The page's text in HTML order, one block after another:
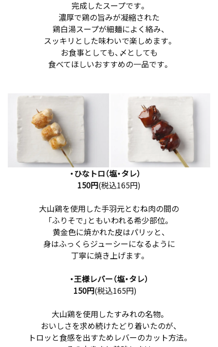
完成したスープです。
濃厚で鶏の旨みが凝縮された
鶏白湯スープが細麺によく絡み、
スッキリとした味わいで楽しめます。
お食事としても、〆としても
食べてほしいおすすめの一品です。
・ひなトロ（塩・タレ）
150円(税込165円)
大山鶏を使用した手羽元とむね肉の間の
「ふりそで」ともいわれる希少部位。
黄金色に焼かれた皮はパリッと、
身はふっくらジューシーになるように
丁寧に焼き上げます。
・王様レバー（塩・タレ）
150円(税込165円)
大山鶏を使用したすみれの名物。
おいしさを求め続けたどり着いたのが、
トロッと食感を出すためレバーのカット方法。